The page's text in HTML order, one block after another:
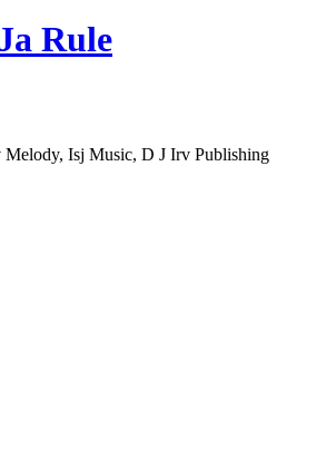
Rule
Isj Music, D J Irv Publishing